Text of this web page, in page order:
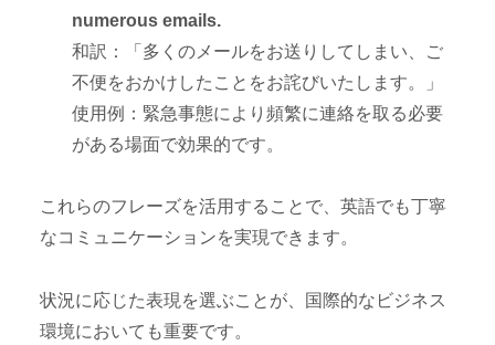
numerous emails.
和訳：「多くのメールをお送りしてしまい、ご
不便をおかけしたことをお詫びいたします。」
使用例：緊急事態により頻繁に連絡を取る必要
がある場面で効果的です。
これらのフレーズを活用することで、英語でも丁寧
なコミュニケーションを実現できます。
状況に応じた表現を選ぶことが、国際的なビジネス
環境においても重要です。